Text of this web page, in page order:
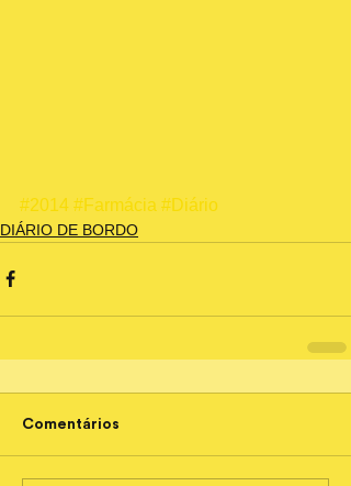
#2014 #Farmácia #Diário
DIÁRIO DE BORDO
Comentários